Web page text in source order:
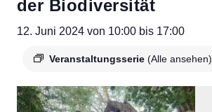
der Biodiversität
12. Juni 2024 von 10:00 bis 17:00
Veranstaltungsserie (Alle ansehen)